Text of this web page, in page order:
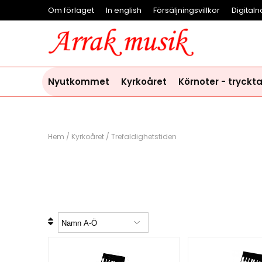
Om förlaget In english Försäljningsvillkor
Nyutkommet Kyrkoåret Körnoter - tryckta
Hem / Kyrkoåret / Trefaldighetstiden